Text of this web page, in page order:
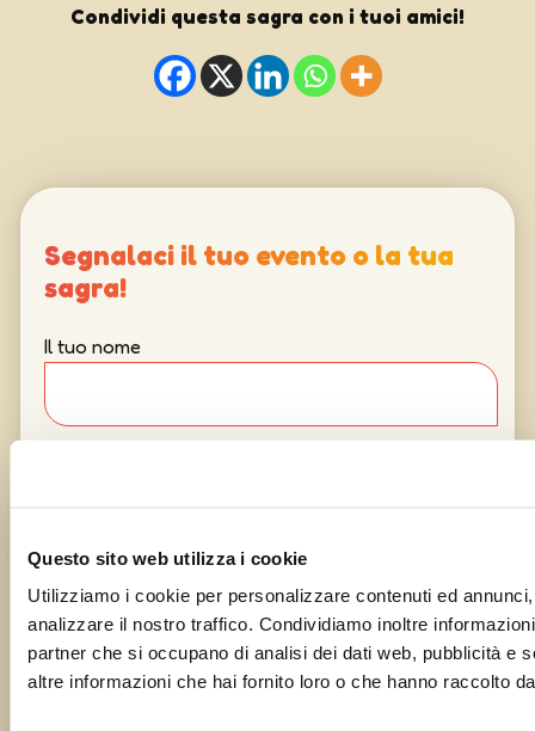
Questo sito web utilizza i cookie
Utilizziamo i cookie per personalizzare contenuti ed
analizzare il nostro traffico. Condividiamo inoltre
partner che si occupano di analisi dei dati web, pubblicità e
altre informazioni che hai fornito loro o che hanno raccolto
Condividi questa sagra con i tuoi amici!
Segnalaci il tuo evento o la tua
sagra!
Il tuo nome
Il tuo messaggio